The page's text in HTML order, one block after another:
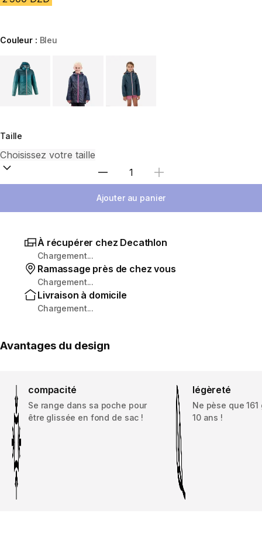
Couleur : Bleu
Choose a variant
Taille
Sélectionnez la quantité
Ajouter au panier
À récupérer chez Decathlon
Chargement...
Ramassage près de chez vous
Chargement...
Livraison à domicile
Chargement...
Avantages du design
compacité
Se range dans sa poche pour
être glissée en fond de sac !
légèreté
Ne pèse que
10 ans !